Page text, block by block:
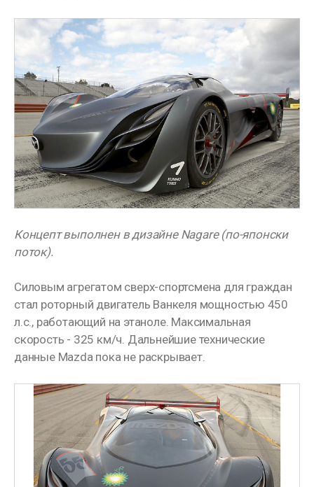
Концепт выполнен в дизайне Nagare (по-японски
поток).
Силовым агрегатом сверх-спортсмена для граждан
стал роторный двигатель Ванкеля мощностью 450
л.с., работающий на этаноле. Максимальная
скорость - 325 км/ч. Дальнейшие технические
данные Mazda пока не раскрывает.